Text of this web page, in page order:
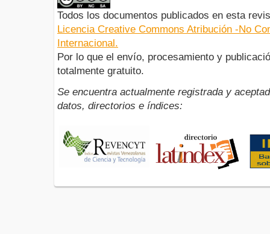
Todos los documentos publicados en esta
Licencia Creative Commons Atribución -No
Internacional.
Por lo que el envío, procesamiento y
totalmente gratuito.
Se encuentra actualmente registrada y
datos, directorios e índices: